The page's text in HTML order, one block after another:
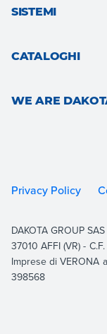
Giardino, terrazzo
Consolidamento
SISTEMI
Sistemi carrabili
Aerazione
Visualizza Tutti
CATALOGHI
Roof
Equipment
WE ARE
Contatti
Lavora con noi
Privacy Policy
DAKOTA GROUP
37010 AFFI (VR) -
Imprese di VERONA
398568